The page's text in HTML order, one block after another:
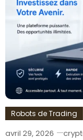
Robots de Trading
avril 29, 2026